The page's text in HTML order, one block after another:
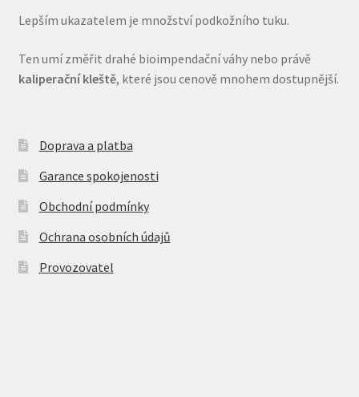
Lepším ukazatelem je množství podkožního tuku.
Ten umí změřit drahé bioimpendační váhy nebo právě
kaliperační kleště, které jsou cenově mnohem dostupnější.
Doprava a platba
Garance spokojenosti
Obchodní podmínky
Ochrana osobních údajů
Provozovatel